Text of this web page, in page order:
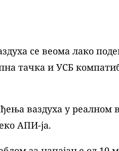
се веома лако
тачка и УСБ
ваздуха у реалном
АПИ-ја.